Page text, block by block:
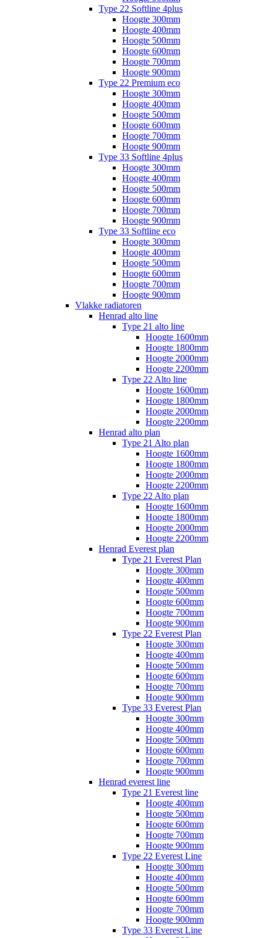
Type 22 Softline 4plus
Hoogte 300mm
Hoogte 400mm
Hoogte 500mm
Hoogte 600mm
Hoogte 700mm
Hoogte 900mm
Type 22 Premium eco
Hoogte 300mm
Hoogte 400mm
Hoogte 500mm
Hoogte 600mm
Hoogte 700mm
Hoogte 900mm
Type 33 Softline 4plus
Hoogte 300mm
Hoogte 400mm
Hoogte 500mm
Hoogte 600mm
Hoogte 700mm
Hoogte 900mm
Type 33 Softline eco
Hoogte 300mm
Hoogte 400mm
Hoogte 500mm
Hoogte 600mm
Hoogte 700mm
Hoogte 900mm
Vlakke radiatoren
Henrad alto line
Type 21 alto line
Hoogte 1600mm
Hoogte 1800mm
Hoogte 2000mm
Hoogte 2200mm
Type 22 Alto line
Hoogte 1600mm
Hoogte 1800mm
Hoogte 2000mm
Hoogte 2200mm
Henrad alto plan
Type 21 Alto plan
Hoogte 1600mm
Hoogte 1800mm
Hoogte 2000mm
Hoogte 2200mm
Type 22 Alto plan
Hoogte 1600mm
Hoogte 1800mm
Hoogte 2000mm
Hoogte 2200mm
Henrad Everest plan
Type 21 Everest Plan
Hoogte 300mm
Hoogte 400mm
Hoogte 500mm
Hoogte 600mm
Hoogte 700mm
Hoogte 900mm
Type 22 Everest Plan
Hoogte 300mm
Hoogte 400mm
Hoogte 500mm
Hoogte 600mm
Hoogte 700mm
Hoogte 900mm
Type 33 Everest Plan
Hoogte 300mm
Hoogte 400mm
Hoogte 500mm
Hoogte 600mm
Hoogte 700mm
Hoogte 900mm
Henrad everest line
Type 21 Everest line
Hoogte 400mm
Hoogte 500mm
Hoogte 600mm
Hoogte 700mm
Hoogte 900mm
Type 22 Everest Line
Hoogte 300mm
Hoogte 400mm
Hoogte 500mm
Hoogte 600mm
Hoogte 700mm
Hoogte 900mm
Type 33 Everest Line